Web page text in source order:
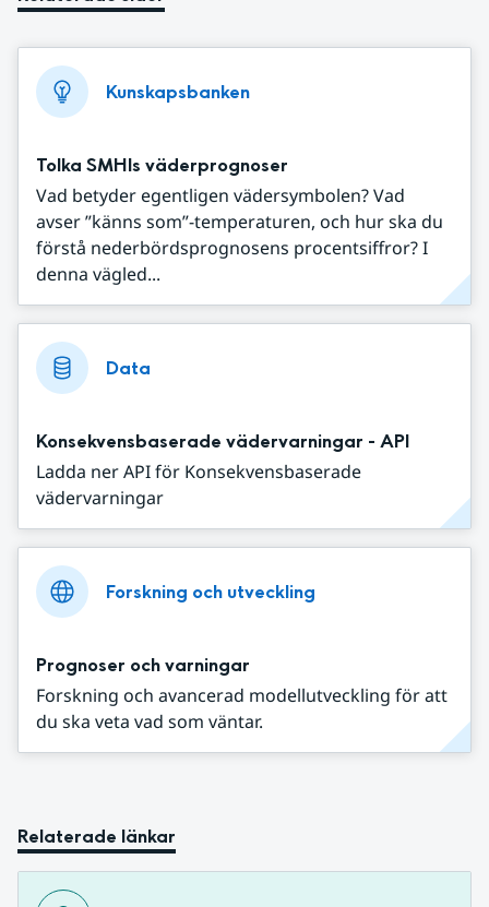
Kunskapsbanken
Tolka SMHIs väderprognoser
Vad betyder egentligen vädersymbolen? Vad
avser ”känns som”-temperaturen, och hur ska du
förstå nederbördsprognosens procentsiffror? I
denna vägled...
Data
Konsekvensbaserade vädervarningar - API
Ladda ner API för Konsekvensbaserade
vädervarningar
Forskning och utveckling
Prognoser och varningar
Forskning och avancerad modellutveckling för att
du ska veta vad som väntar.
Relaterade länkar